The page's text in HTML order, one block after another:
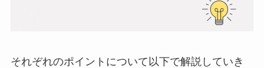
それぞれのポイントについて以下で解説していき